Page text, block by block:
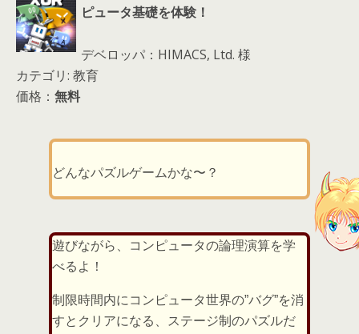
ピュータ基礎を体験！
デベロッパ：HIMACS, Ltd. 様
カテゴリ: 教育
価格： 無料
どんなパズルゲームかな〜？
遊びながら、コンピュータの論理演算を学
べるよ！
制限時間内にコンピュータ世界の”バグ”を消
すとクリアになる、ステージ制のパズルだ